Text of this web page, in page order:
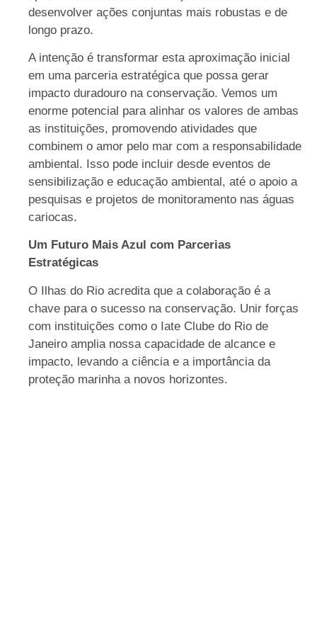
desenvolver ações conjuntas mais robustas e de
longo prazo.
A intenção é transformar esta aproximação inicial
em uma parceria estratégica que possa gerar
impacto duradouro na conservação. Vemos um
enorme potencial para alinhar os valores de ambas
as instituições, promovendo atividades que
combinem o amor pelo mar com a responsabilidade
ambiental. Isso pode incluir desde eventos de
sensibilização e educação ambiental, até o apoio a
pesquisas e projetos de monitoramento nas águas
cariocas.
Um Futuro Mais Azul com Parcerias
Estratégicas
O Ilhas do Rio acredita que a colaboração é a
chave para o sucesso na conservação. Unir forças
com instituições como o Iate Clube do Rio de
Janeiro amplia nossa capacidade de alcance e
impacto, levando a ciência e a importância da
proteção marinha a novos horizontes.